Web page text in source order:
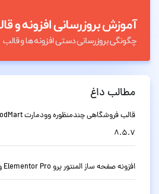
مطالب داغ
8.5.7
افزونه صفحه ساز المنتور پرو Elementor Pro وردپرس نسخه 4.2.1